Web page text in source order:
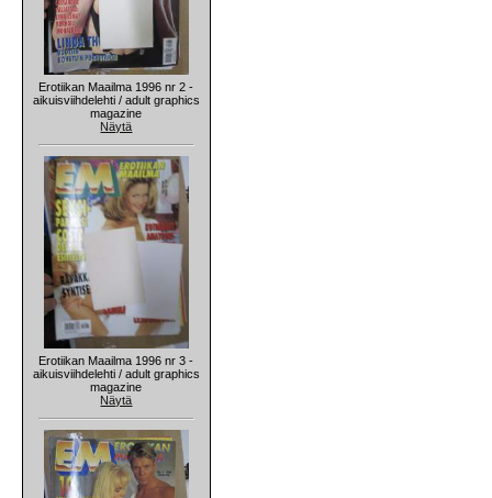
Erotiikan Maailma 1996 nr 2 -
aikuisviihdelehti / adult graphics
magazine
Näytä
Erotiikan Maailma 1996 nr 3 -
aikuisviihdelehti / adult graphics
magazine
Näytä